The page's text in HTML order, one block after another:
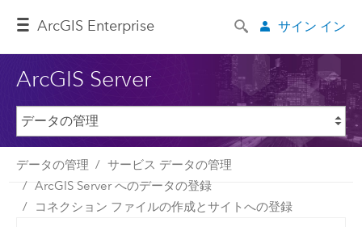
ArcGIS Enterprise サイン イン
ArcGIS Server
データの管理
サービス データの管理
ArcGIS Server へのデータの登録
コネクション ファイルの作成とサイトへの登録